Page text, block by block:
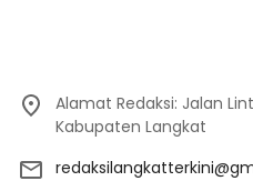
Alamat Redaksi: Jalan
Kabupaten Langkat